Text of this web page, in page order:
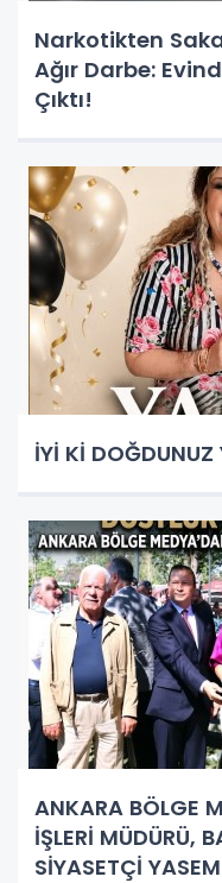
Narkotikten
Ağır Darbe:
Çıktı!
İYİ Kİ
ANKARA BÖLGE
İŞLERİ MÜDÜRÜ,
SİYASETÇİ